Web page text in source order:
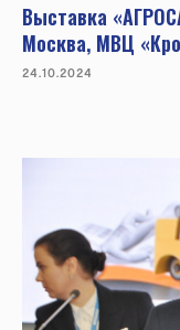
Выставка
Москва, МВЦ
24.10.2024